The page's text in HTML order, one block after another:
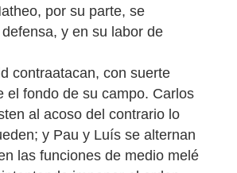
por su parte, se
y en su labor de
contraatacan, con suerte
el fondo de su campo. Carlos
al acoso del contrario lo
y Pau y Luís se alternan
las funciones de medio melé